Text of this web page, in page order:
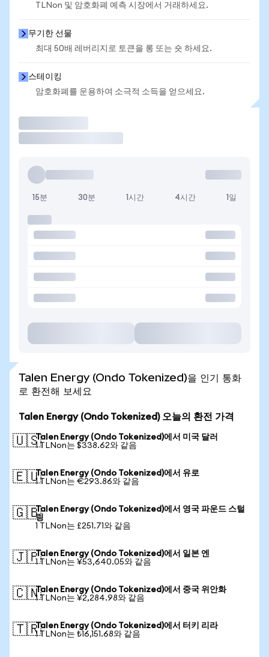
TLNon 및 암호화폐 예측 시장에서 거래하세요.
무기한 선물
최대 50배 레버리지로 토큰을 롱 또는 숏 하세요.
스테이킹
암호화폐를 운용하여 소극적 소득을 얻으세요.
15분 30분 1시간 4시간 1일
Talen Energy (Ondo Tokenized)을 인기 통화
로 환전해 보세요
Talen Energy (Ondo Tokenized) 오늘의 환전 가격
🇺🇸Talen Energy (Ondo Tokenized)에서 미국 달러
1 TLNon는 $338.62와 같음
🇪🇺Talen Energy (Ondo Tokenized)에서 유로
1 TLNon는 €293.86와 같음
🇬🇧Talen Energy (Ondo Tokenized)에서 영국 파운드 스털
링
1 TLNon는 £251.71와 같음
🇯🇵Talen Energy (Ondo Tokenized)에서 일본 엔
1 TLNon는 ¥53,640.05와 같음
🇨🇳Talen Energy (Ondo Tokenized)에서 중국 위안화
1 TLNon는 ¥2,284.98와 같음
🇹🇷Talen Energy (Ondo Tokenized)에서 터키 리라
1 TLNon는 ₺16,151.68와 같음